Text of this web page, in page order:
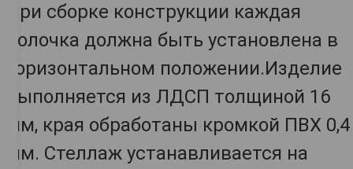
При сборке конструкции каждая
полочка должна быть установлена в
горизонтальном положении.Изделие
выполняется из ЛДСП толщиной 16
мм, края обработаны кромкой ПВХ 0,4
мм. Стеллаж устанавливается на